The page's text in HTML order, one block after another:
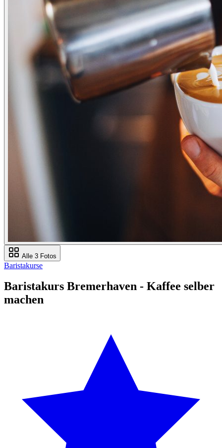
Alle 3 Fotos
Baristakurse
Baristakurs Bremerhaven - Kaffee selber
machen